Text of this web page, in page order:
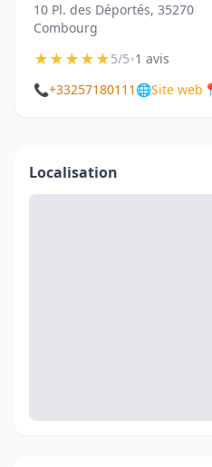
10 Pl. des Déportés, 35270
Combourg
★★★★★5/5•1 avis
📞+33257180111 🌐Site web
Localisation